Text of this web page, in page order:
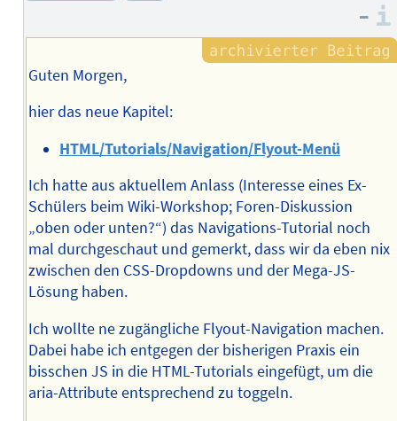
–
Guten Morgen,
hier das neue Kapitel:
HTML/Tutorials/Navigation/Flyout-Menü
Ich hatte aus aktuellem Anlass (Interesse eines Ex-
Schülers beim Wiki-Workshop; Foren-Diskussion
„oben oder unten?“) das Navigations-Tutorial noch
mal durchgeschaut und gemerkt, dass wir da eben nix
zwischen den CSS-Dropdowns und der Mega-JS-
Lösung haben.
Ich wollte ne zugängliche Flyout-Navigation machen.
Dabei habe ich entgegen der bisherigen Praxis ein
bisschen JS in die HTML-Tutorials eingefügt, um die
aria-Attribute entsprechend zu toggeln.